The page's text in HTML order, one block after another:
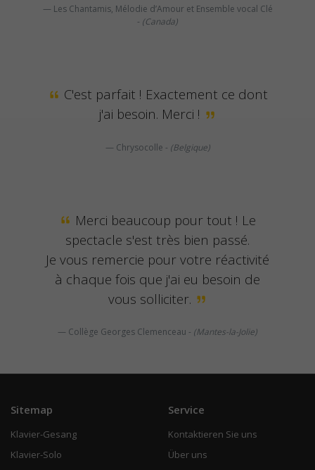
Les Chantamis, Mélodie d’Amour et Ensemble vocal Clé
- (Canada)
C'est parfait ! Exactement ce dont
j'ai besoin. Merci !
Chrysocolle - (Belgique)
Merci beaucoup pour tout ! Le
spectacle s'est très bien passé.
Je vous remercie pour votre réactivité
à chaque fois que j'ai eu besoin de
vous solliciter.
Collège Georges Clemenceau - (Mantes-la-Jolie)
Sitemap
Klavier-Gesang
Klavier-Solo
Service
Kontaktieren Sie uns
Über uns